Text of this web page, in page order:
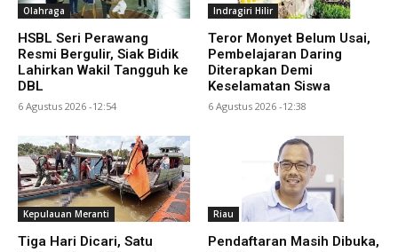
Olahraga
HSBL Seri Perawang
Resmi Bergulir, Siak Bidik
Lahirkan Wakil Tangguh ke
DBL
6 Agustus 2026 -12:54
Indragiri Hilir
Teror Monyet Belum Usai,
Pembelajaran Daring
Diterapkan Demi
Keselamatan Siswa
6 Agustus 2026 -12:38
Kepulauan Meranti
Tiga Hari Dicari, Satu
Riau
Pendaftaran Masih Dibuka,